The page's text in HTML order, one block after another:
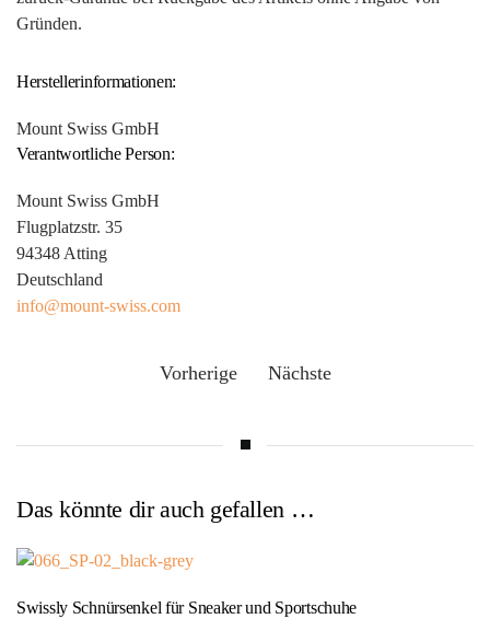
Gründen.
Herstellerinformationen:
Mount Swiss GmbH
Verantwortliche Person:
Mount Swiss GmbH
Flugplatzstr. 35
94348 Atting
Deutschland
info@mount-swiss.com
Vorherige Nächste
Das könnte dir auch gefallen …
Swissly Schnürsenkel für Sneaker und Sportschuhe